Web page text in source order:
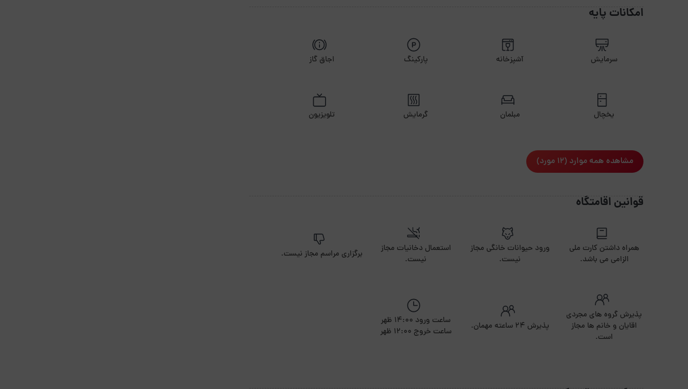
امکانات پایه
سرمایش آشپزخانه پارکینگ اجاق گاز
یخچال مبلمان گرمایش تلویزیون
مشاهده همه موارد (12 مورد)
قوانین اقامتگاه
همراه داشتن کارت ملی
الزامی می باشد.
ورود حیوانات خانگی مجاز
نیست.
استعمال دخانیات مجاز
نیست.
برگزاری مراسم مجاز نیست.
پذیرش گروه های مجردی
اقایان و خانم ها مجاز
است.
پذیرش ۲۴ ساعته مهمان.
ساعت ورود 14:00 ظهر
ساعت خروج 12:00 ظهر